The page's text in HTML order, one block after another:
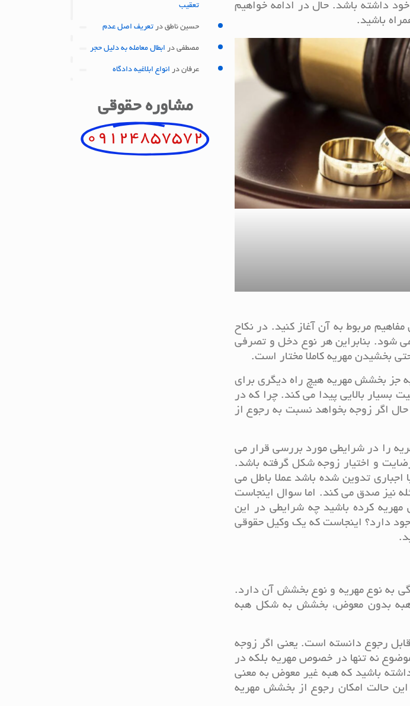
داشته باشد. حال در ادامه خواهیم
باشید.
مربوط به آن آغاز کنید. در نکاح
شود. بنابراین هر نوع دخل و تصرفی
بخشیدن مهریه کاملا مختار است.
جز بخشش مهریه هیچ راه دیگری برای
بسیار بالایی پیدا می کند. چرا که در
اگر زوجه بخواهد نسبت به رجوع از
را در شرایطی مورد بررسی قرار می
و اختیار زوجه شکل گرفته باشد.
تدوین شده باشد عملا باطل می
نیز صدق می کند. اما سوال اینجاست
کرده باشید چه شرایطی در این
دارد؟ اینجاست که یک وکیل حقوقی
به نوع مهریه و نوع بخشش آن دارد.
بدون معوض، بخشش به شکل هبه
رجوع دانسته است. یعنی اگر زوجه
نه تنها در خصوص مهریه بلکه در
باشید که هبه غیر معوض به معنی
حالت امکان رجوع از بخشش مهریه
تعقیب
حسین ناطقدر تعریف اصل عدم
مصطفیدر ابطال معامله به دلیل حجر
عرفاندر انواع ابلاغیه دادگاه
مشاوره حقوقی
09124857572